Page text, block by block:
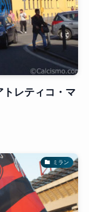
レティコ・マ
ミラン